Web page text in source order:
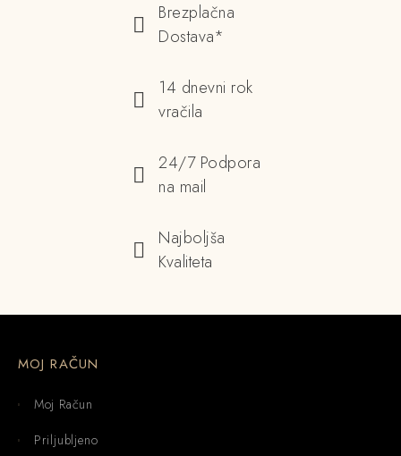
Brezplačna
Dostava*
14 dnevni rok
vračila
24/7 Podpora
na mail
Najboljša
Kvaliteta
MOJ RAČUN
Moj Račun
Priljubljeno